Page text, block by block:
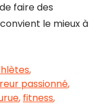
faire des
le mieux à
,
passionné,
, fitness,